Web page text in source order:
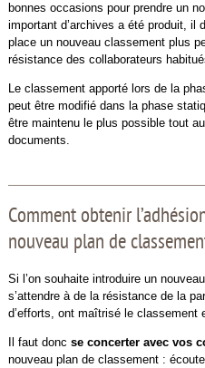
bonnes occasions pour prendre un
important d’archives a été produit, il
place un nouveau classement plus
résistance des collaborateurs
Le classement apporté lors de la
peut être modifié dans la phase
être maintenu le plus possible tout
documents.
Comment obtenir
nouveau plan de
Si l’on souhaite introduire un
s’attendre à de la résistance de la
d’efforts, ont maîtrisé le classement
Il faut donc se concerter avec vos
nouveau plan de classement :